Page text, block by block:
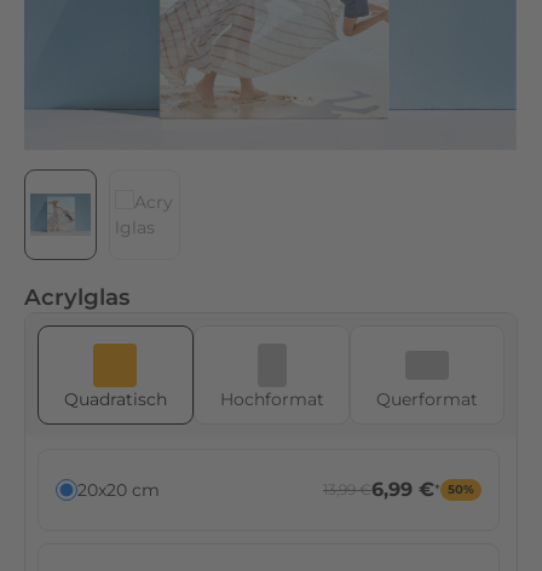
Acrylglas
Quadratisch Hoch­format Quer­format
20x20 cm 6,99 €*
13,99 € 50%